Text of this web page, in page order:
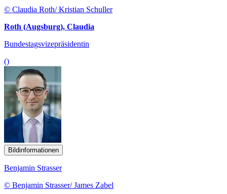
© Claudia Roth/ Kristian Schuller
Roth (Augsburg), Claudia
Bundestagsvizepräsidentin
()
Bildinformationen
Benjamin Strasser
© Benjamin Strasser/ James Zabel